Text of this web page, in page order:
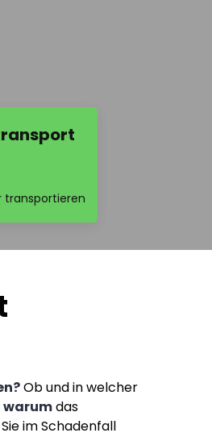
transportieren
Ob und in welcher
warumdas
im Schadenfall